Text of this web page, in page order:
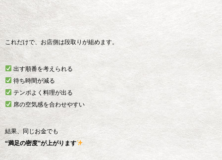
これだけで、お店側は段取りが組めます。
出す順番を考えられる
待ち時間が減る
テンポよく料理が出る
席の空気感を合わせやすい
結果、同じお金でも
“満足の密度”が上がります